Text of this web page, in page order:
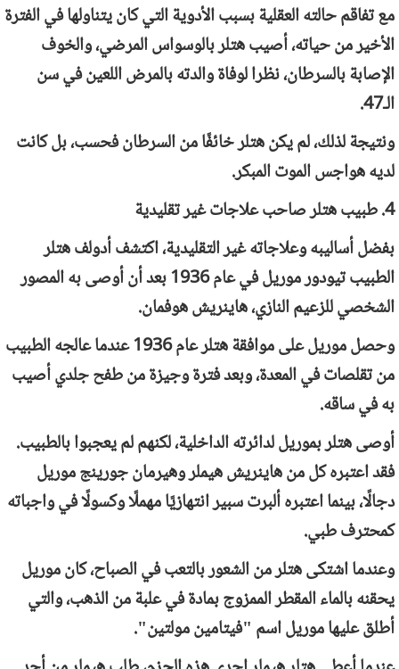
مع تفاقم حالته العقلية بسبب الأدوية التي كان يتناولها في الفترة
الأخير من حياته، أصيب هتلر بالوسواس المرضي، والخوف
الإصابة بالسرطان، نظرا لوفاة والدته بالمرض اللعين في سن
الـ47.
ونتيجة لذلك، لم يكن هتلر خائفًا من السرطان فحسب، بل كانت
لديه هواجس الموت المبكر.
4. طبيب هتلر صاحب علاجات غير تقليدية
بفضل أساليبه وعلاجاته غير التقليدية، اكتشف أدولف هتلر
الطبيب تيودور موريل في عام 1936 بعد أن أوصى به المصور
الشخصي للزعيم النازي، هاينريش هوفمان.
وحصل موريل على موافقة هتلر عام 1936 عندما عالجه الطبيب
من تقلصات في المعدة، وبعد فترة وجيزة من طفح جلدي أصيب
به في ساقه.
أوصى هتلر بموريل لدائرته الداخلية، لكنهم لم يعجبوا بالطبيب.
فقد اعتبره كل من هاينريش هيملر وهيرمان جورينج موريل
دجالًا، بينما اعتبره ألبرت سبير انتهازيًا مهملًا وكسولًا في واجباته
كمحترف طبي.
وعندما اشتكى هتلر من الشعور بالتعب في الصباح، كان موريل
يحقنه بالماء المقطر الممزوج بمادة في علبة من الذهب، والتي
أطلق عليها موريل اسم "فيتامين مولتين".